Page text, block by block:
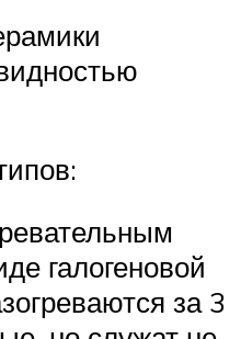
галогеновой
за 3